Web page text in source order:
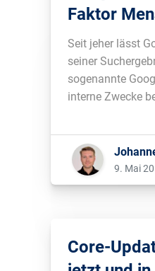
Faktor
SERPs
Seit jeher lässt
seiner
sogenannte
interne Zwecke
Rater auch
SERPs nehmen....
9. Mai
Core-